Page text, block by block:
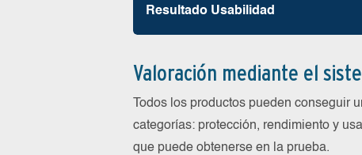
Resultado Usabilidad
Valoración mediante el
Todos los productos pueden conseguir
categorías: protección, rendimiento y
que puede obtenerse en la prueba.